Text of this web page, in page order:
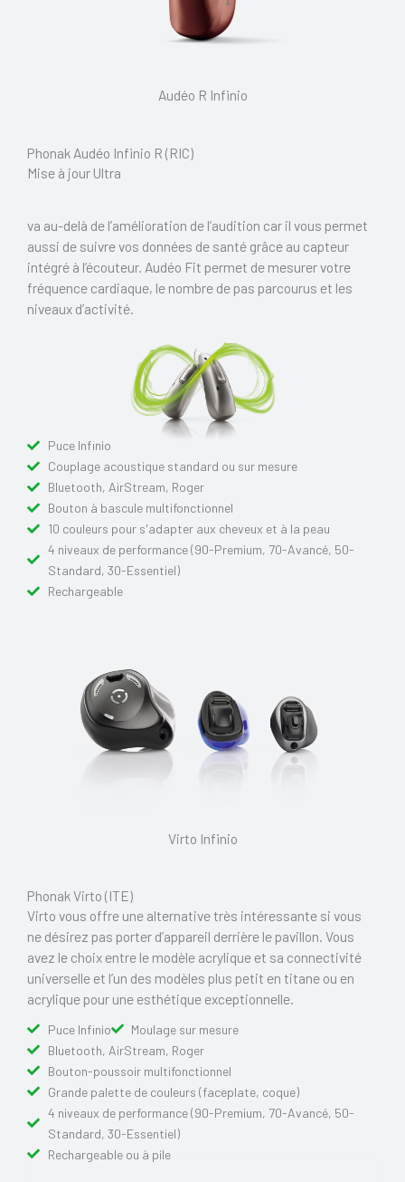
Audéo R Infinio
Phonak Audéo Infinio R (RIC)
Mise à jour Ultra
va au-delà de l’amélioration de l’audition car il vous permet
aussi de suivre vos données de santé grâce au capteur
intégré à l’écouteur. Audéo Fit permet de mesurer votre
fréquence cardiaque, le nombre de pas parcourus et les
niveaux d’activité.
Puce Infinio
Couplage acoustique standard ou sur mesure
Bluetooth, AirStream, Roger
Bouton à bascule multifonctionnel
10 couleurs pour s'adapter aux cheveux et à la peau
4 niveaux de performance (90-Premium, 70-Avancé, 50-
Standard, 30-Essentiel)
Rechargeable
Virto Infinio
Phonak Virto (ITE)
Virto vous offre une alternative très intéressante si vous
ne désirez pas porter d’appareil derrière le pavillon. Vous
avez le choix entre le modèle acrylique et sa connectivité
universelle et l’un des modèles plus petit en titane ou en
acrylique pour une esthétique exceptionnelle.
Puce Infinio
Moulage sur mesure
Bluetooth, AirStream, Roger
Bouton-poussoir multifonctionnel
Grande palette de couleurs (faceplate, coque)
4 niveaux de performance (90-Premium, 70-Avancé, 50-
Standard, 30-Essentiel)
Rechargeable ou à pile